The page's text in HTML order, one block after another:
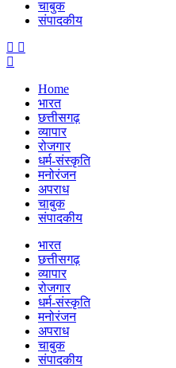
चाबुक
संपादकीय
Home
भारत
छत्तीसगढ़
व्यापार
रोजगार
धर्म-संस्कृति
मनोरंजन
अपराध
चाबुक
संपादकीय
भारत
छत्तीसगढ़
व्यापार
रोजगार
धर्म-संस्कृति
मनोरंजन
अपराध
चाबुक
संपादकीय